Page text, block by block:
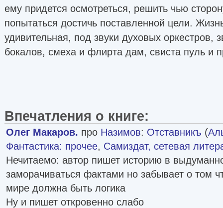
ему придется осмотреться, решить чью
попытаться достичь поставленной цели.
удивительная, под звуки духовых оркестров,
бокалов, смеха и флирта дам, свиста пуль и
Впечатления о книге:
Олег Макаров. про Назимов: Отставникъ (
Фантастика: прочее, Самиздат, сетевая
Нечитаемо: автор пишет историю в
заморачиваться фактами но забывает о том
мире должна быть логика
Ну и пишет откровенно слабо